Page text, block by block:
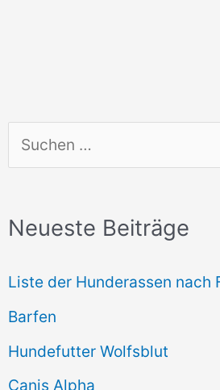
u
h
n
n
a
c
Neueste Beiträge
Liste der Hunderassen nach
Barfen
Hundefutter Wolfsblut
Canis Alpha